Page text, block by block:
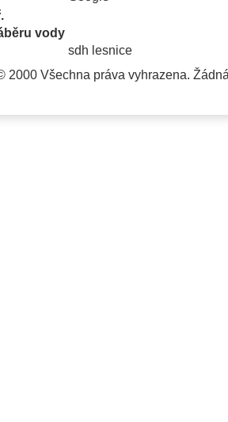
vody
sdh lesnice
2000 Všechna práva vyhrazena.